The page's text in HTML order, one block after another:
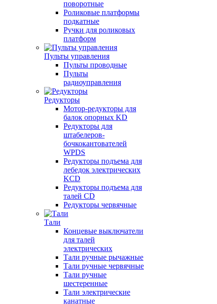
поворотные
Роликовые платформы
подкатные
Ручки для роликовых
платформ
Пульты управления
Пульты проводные
Пульты
радиоуправления
Редукторы
Мотор-редукторы для
балок опорных KD
Редукторы для
штабелеров-
бочкокантователей
WPDS
Редукторы подъема для
лебедок электрических
KCD
Редукторы подъема для
талей CD
Редукторы червячные
Тали
Концевые выключатели
для талей
электрических
Тали ручные рычажные
Тали ручные червячные
Тали ручные
шестеренные
Тали электрические
канатные